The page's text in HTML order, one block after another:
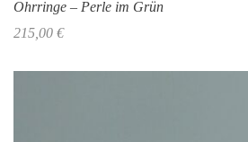
Ohrringe – Perle im Grün
215,00 €